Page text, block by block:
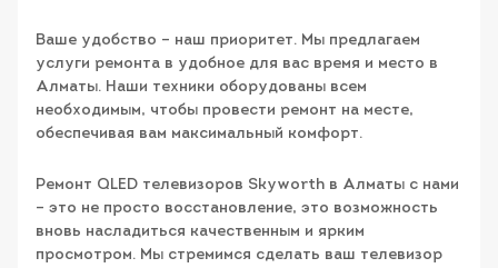
Ваше удобство – наш приоритет. Мы предлагаем
услуги ремонта в удобное для вас время и место в
Алматы. Наши техники оборудованы всем
необходимым, чтобы провести ремонт на месте,
обеспечивая вам максимальный комфорт.
Ремонт QLED телевизоров Skyworth в Алматы с нами
– это не просто восстановление, это возможность
вновь насладиться качественным и ярким
просмотром. Мы стремимся сделать ваш телевизор